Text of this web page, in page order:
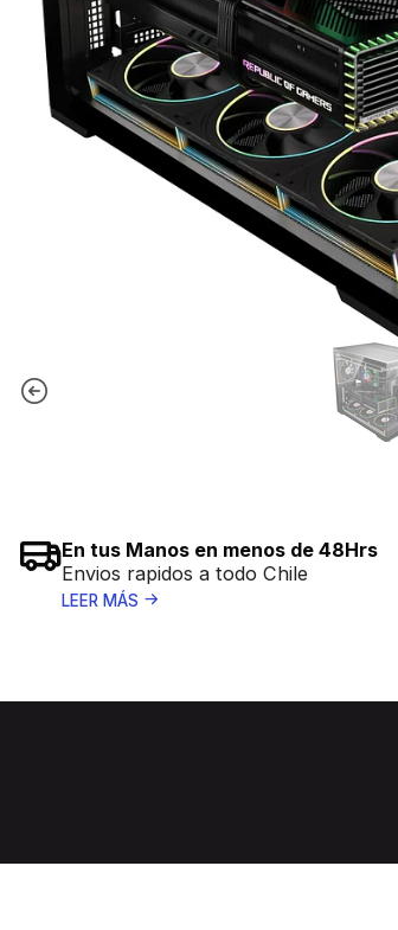
En tus Manos en menos de 48Hrs
Envios rapidos a todo Chile
LEER MÁS